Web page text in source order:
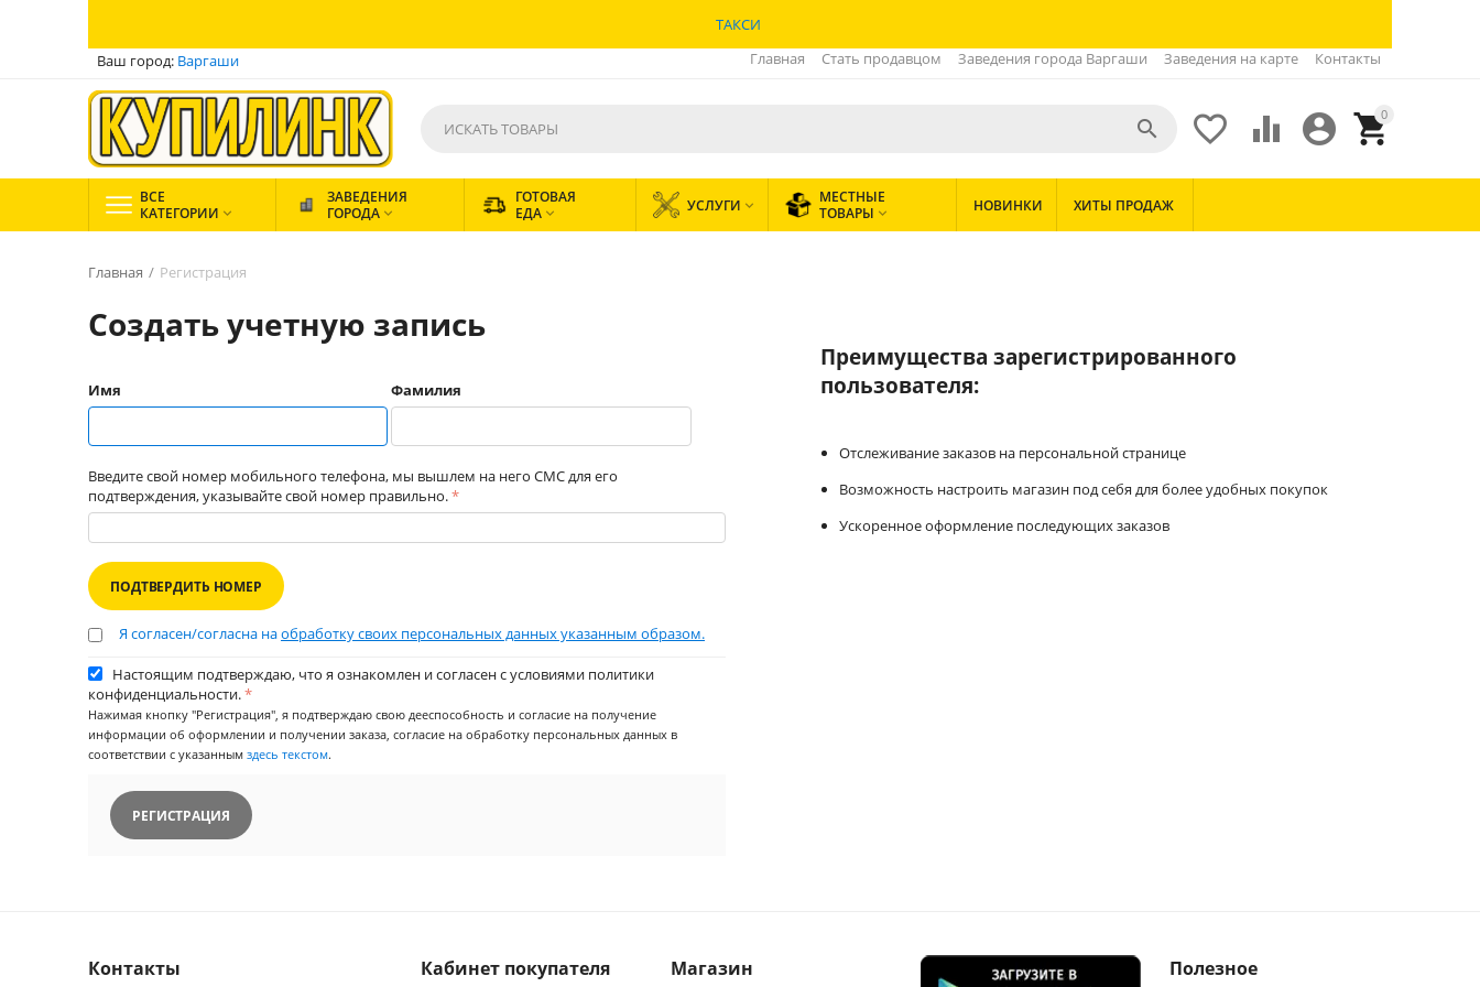
ТАКСИ
Ваш город: Варгаши Главная Стать продавцом Заведения города Варгаши Заведения на карте Контакты
0


 

ВСЕ
КАТЕГОРИИ 
ЗАВЕДЕНИЯ
ГОРОДА 
ГОТОВАЯ
ЕДА  УСЛУГИ 
МЕСТНЫЕ
ТОВАРЫ  НОВИНКИ ХИТЫ ПРОДАЖ
Главная / Регистрация
Создать учетную запись
Имя Фамилия
Введите свой номер мобильного телефона, мы вышлем на него СМС для его
подтверждения, указывайте свой номер правильно.
ПОДТВЕРДИТЬ НОМЕР
Я согласен/согласна наобработку своих персональных данных указанным образом.
Настоящим подтверждаю, что я ознакомлен и согласен с условиями политики
конфиденциальности.
Нажимая кнопку "Регистрация", я подтверждаю свою дееспособность и согласие на получение
информации об оформлении и получении заказа, согласие на обработку персональных данных в
соответствии с указанным здесь текстом.
РЕГИСТРАЦИЯ
Преимущества зарегистрированного
пользователя:
Отслеживание заказов на персональной странице
Возможность настроить магазин под себя для более удобных покупок
Ускоренное оформление последующих заказов
Контакты Кабинет покупателя Магазин Полезное